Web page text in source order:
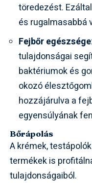
töredezést.
és rugalmasabbá
Fejbőr egészsége
tulajdonságai
baktériumok és
okozó
hozzájárulva a
egyensúlyának
Bőrápolás
A krémek,
termékek is
tulajdonságaiból.